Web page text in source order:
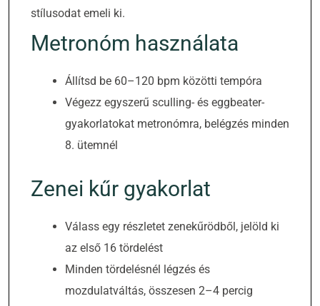
stílusodat emeli ki.
Metronóm használata
Állítsd be 60–120 bpm közötti tempóra
Végezz egyszerű sculling- és eggbeater-
gyakorlatokat metronómra, belégzés minden
8. ütemnél
Zenei kűr gyakorlat
Válass egy részletet zenekűrödből, jelöld ki
az első 16 tördelést
Minden tördelésnél légzés és
mozdulatváltás, összesen 2–4 percig